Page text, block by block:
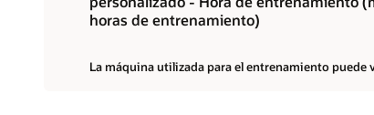
horas de entrenamiento)
La máquina utilizada para el entrenamiento